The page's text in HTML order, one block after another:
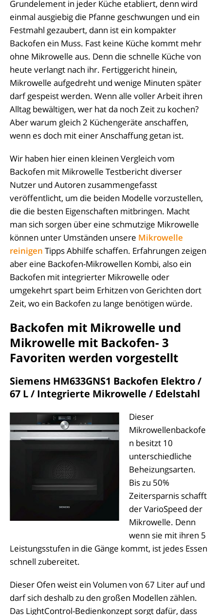
Grundelement in jeder Küche etabliert, denn wird
einmal ausgiebig die Pfanne geschwungen und ein
Festmahl gezaubert, dann ist ein kompakter
Backofen ein Muss. Fast keine Küche kommt mehr
ohne Mikrowelle aus. Denn die schnelle Küche von
heute verlangt nach ihr. Fertiggericht hinein,
Mikrowelle aufgedreht und wenige Minuten später
darf gespeist werden. Wenn alle voller Arbeit ihren
Alltag bewältigen, wer hat da noch Zeit zu kochen?
Aber warum gleich 2 Küchengeräte anschaffen,
wenn es doch mit einer Anschaffung getan ist.
Wir haben hier einen kleinen Vergleich vom
Backofen mit Mikrowelle Testbericht diverser
Nutzer und Autoren zusammengefasst
veröffentlicht, um die beiden Modelle vorzustellen,
die die besten Eigenschaften mitbringen. Macht
man sich sorgen über eine schmutzige Mikrowelle
können unter Umständen unsere Mikrowelle
reinigen Tipps Abhilfe schaffen. Erfahrungen zeigen
aber eine Backofen-Mikrowellen Kombi, also ein
Backofen mit integrierter Mikrowelle oder
umgekehrt spart beim Erhitzen von Gerichten dort
Zeit, wo ein Backofen zu lange benötigen würde.
Backofen mit Mikrowelle und
Mikrowelle mit Backofen- 3
Favoriten werden vorgestellt
Siemens HM633GNS1 Backofen Elektro /
67 L / Integrierte Mikrowelle / Edelstahl
Dieser
Mikrowellenbackofe
n besitzt 10
unterschiedliche
Beheizungsarten.
Bis zu 50%
Zeitersparnis schafft
der VarioSpeed der
Mikrowelle. Denn
wenn sie mit ihren 5
Leistungsstufen in die Gänge kommt, ist jedes Essen
schnell zubereitet.
Dieser Ofen weist ein Volumen von 67 Liter auf und
darf sich deshalb zu den großen Modellen zählen.
Das LightControl-Bedienkonzept sorgt dafür, dass